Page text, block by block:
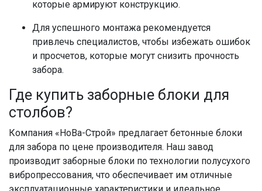
которые армируют конструкцию.
Для успешного монтажа рекомендуется
привлечь специалистов, чтобы избежать ошибок
и просчетов, которые могут снизить прочность
забора.
Где купить заборные блоки для
столбов?
Компания «НоВа-Строй» предлагает бетонные блоки
для забора по цене производителя. Наш завод
производит заборные блоки по технологии полусухого
вибропрессования, что обеспечивает им отличные